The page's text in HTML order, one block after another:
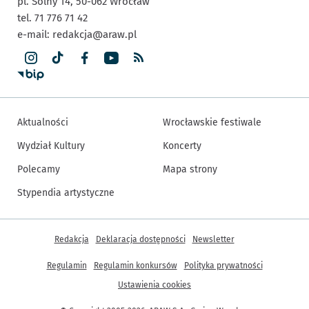
tel. 71 776 71 42
e-mail: redakcja@araw.pl
Aktualności
Wydział Kultury
Polecamy
Stypendia artystyczne
Wrocławskie festiwale
Koncerty
Mapa strony
Inne informacje
Redakcja Deklaracja dostępności Newsletter
Regulamin Regulamin konkursów
Polityka prywatności
Ustawienia cookies